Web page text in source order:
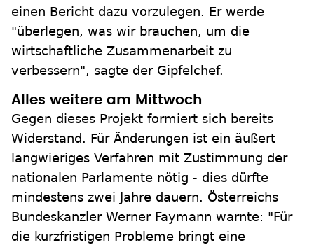
einen Bericht dazu vorzulegen. Er werde
"überlegen, was wir brauchen, um die
wirtschaftliche Zusammenarbeit zu
verbessern", sagte der Gipfelchef.
Alles weitere am Mittwoch
Gegen dieses Projekt formiert sich bereits
Widerstand. Für Änderungen ist ein äußert
langwieriges Verfahren mit Zustimmung der
nationalen Parlamente nötig - dies dürfte
mindestens zwei Jahre dauern. Österreichs
Bundeskanzler Werner Faymann warnte: "Für
die kurzfristigen Probleme bringt eine